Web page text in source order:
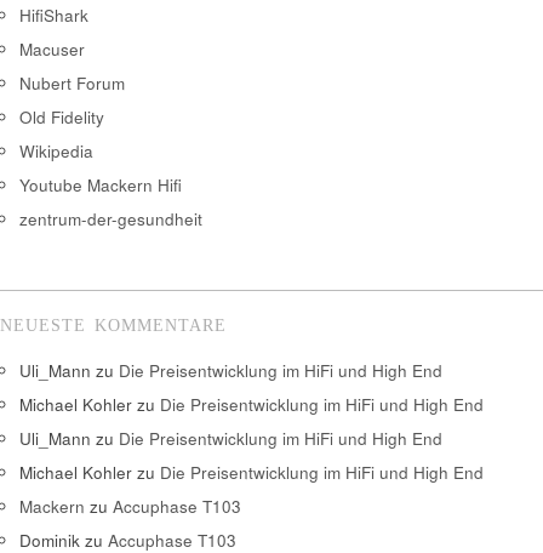
HifiShark
Macuser
Nubert Forum
Old Fidelity
Wikipedia
Youtube Mackern Hifi
zentrum-der-gesundheit
NEUESTE KOMMENTARE
Uli_Mann zu Die Preisentwicklung im HiFi und High End
Michael Kohler zu Die Preisentwicklung im HiFi und High End
Uli_Mann zu Die Preisentwicklung im HiFi und High End
Michael Kohler zu Die Preisentwicklung im HiFi und High End
Mackern zu Accuphase T103
Dominik zu Accuphase T103